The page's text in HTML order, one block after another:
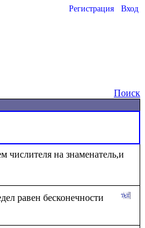
Регистрация Вход
Поиск
на знаменатель,и